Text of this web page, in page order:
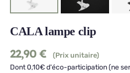
CALA lampe clip
22,90 €
(Prix unitaire)
Dont 0,10€ d'éco-participation (ne